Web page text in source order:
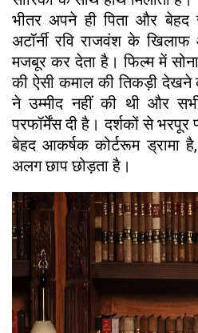
भीतर अपने ही पिता और
अटॉर्नी रवि राजवंश के
मजबूर कर देता है। फिल्म में
की ऐसी कमाल की तिकड़ी देखने
ने उम्मीद नहीं की थी और
परफॉर्मेंस दी है। दर्शकों से भरपूर
बेहद आकर्षक कोर्टरूम ड्रामा
अलग छाप छोड़ता है।